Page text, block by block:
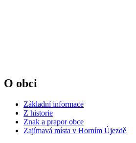
O obci
Základní informace
Z historie
Znak a prapor obce
Zajímavá místa v Horním Újezdě